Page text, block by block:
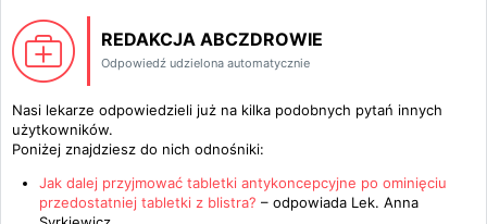
REDAKCJA ABCZDROWIE
Odpowiedź udzielona automatycznie
Nasi lekarze odpowiedzieli już na kilka podobnych pytań innych
użytkowników.
Poniżej znajdziesz do nich odnośniki:
Jak dalej przyjmować tabletki antykoncepcyjne po ominięciu
przedostatniej tabletki z blistra? – odpowiada Lek. Anna